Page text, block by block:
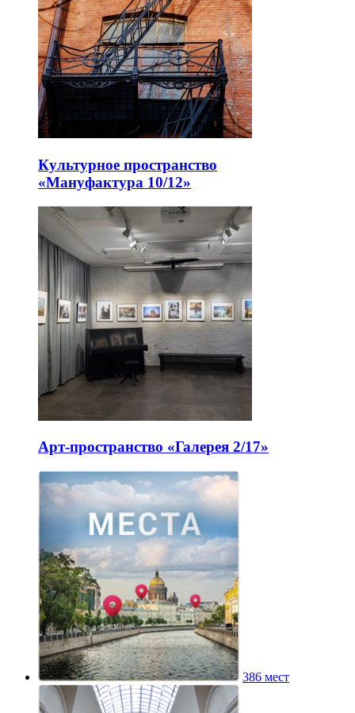
Культурное пространство
«Мануфактура 10/12»
Арт-пространство «Галерея 2/17»
386 мест